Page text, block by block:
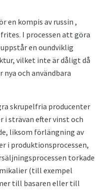
en kompis av russin ,
I processen att göra
en oundviklig
vilket inte är dåligt då
och användbara
skrupelfria producenter
i strävan efter vinst och
liksom förlängning av
i produktionsprocessen,
torkade
(till exempel
till basaren eller till